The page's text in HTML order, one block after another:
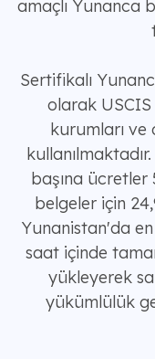
amaçlı Yunanca
Sertifikalı
olarak
kurumları
başına
belgeler için
Yunanistan'da
saat içinde
yükleyerek
yükümlülük